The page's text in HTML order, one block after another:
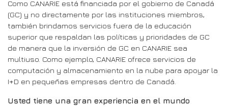
Como CANARIE está financiada por el gobierno de Canadá
(GC) y no directamente por las instituciones miembros,
también brindamos servicios fuera de la educación
superior que respaldan las políticas y prioridades de GC
de manera que la inversión de GC en CANARIE sea
multiuso. Como ejemplo, CANARIE ofrece servicios de
computación y almacenamiento en la nube para apoyar la
I+D en pequeñas empresas dentro de Canadá.
Usted tiene una gran experiencia en el mundo